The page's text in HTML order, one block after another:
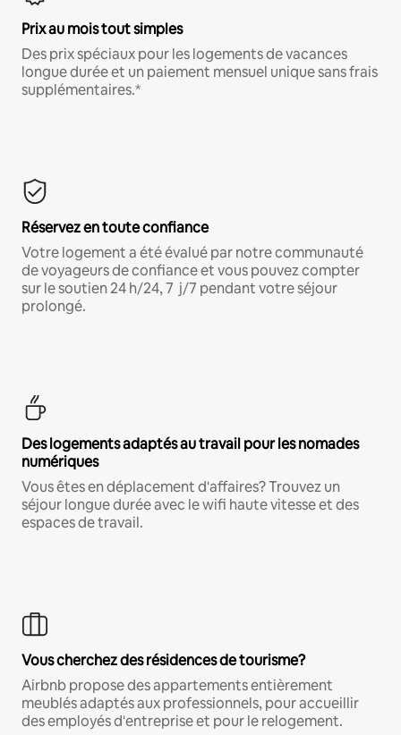
Prix au mois tout simples
Des prix spéciaux pour les logements de vacances
longue durée et un paiement mensuel unique sans frais
supplémentaires.*
Réservez en toute confiance
Votre logement a été évalué par notre communauté
de voyageurs de confiance et vous pouvez compter
sur le soutien 24 h/24, 7 j/7 pendant votre séjour
prolongé.
Des logements adaptés au travail pour les nomades
numériques
Vous êtes en déplacement d'affaires? Trouvez un
séjour longue durée avec le wifi haute vitesse et des
espaces de travail.
Vous cherchez des résidences de tourisme?
Airbnb propose des appartements entièrement
meublés adaptés aux professionnels, pour accueillir
des employés d'entreprise et pour le relogement.